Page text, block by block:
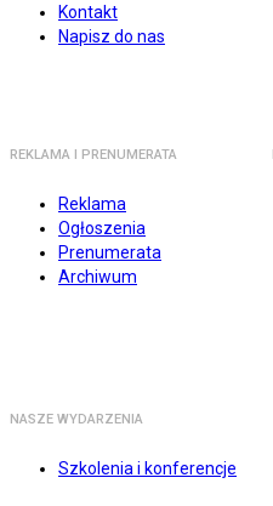
Kontakt
Napisz do nas
REKLAMA I PRENUMERATA
Reklama
Ogłoszenia
Prenumerata
Archiwum
NASZE WYDARZENIA
Szkolenia i konferencje